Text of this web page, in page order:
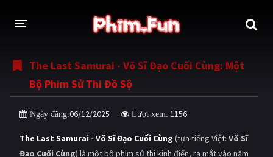
THỂ LOẠI
Thần thoại - Cổ trang Hành động
Tâm lý
Võ thuật - Kiếm hiệp Nhạc kịch
The Last Samurai - Võ Sĩ Đạo Cuối Cùng: Một
Bộ Phim Sử Thi Đồ Sộ
Ngày đăng:06/12/2025 Lượt xem: 1156
The Last Samurai - Võ Sĩ Đạo Cuối Cùng (tựa tiếng Việt: Võ Sĩ
Đạo Cuối Cùng) là một bộ phim sử thi kinh điển, ra mắt vào năm